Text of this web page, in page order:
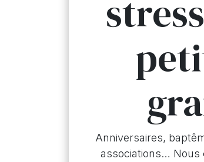
Anniversaires,
associations… Nous